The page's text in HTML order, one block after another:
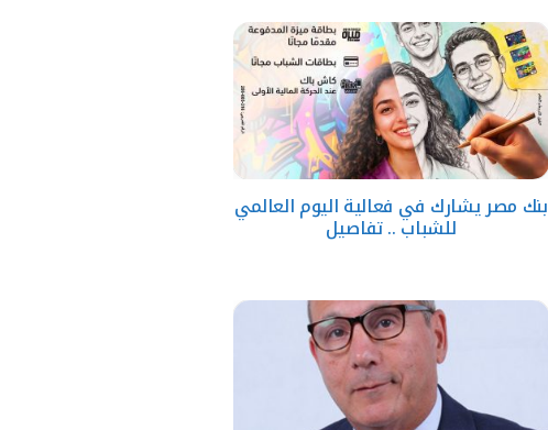
بنك مصر يشارك في فعالية اليوم العالمي
للشباب .. تفاصيل